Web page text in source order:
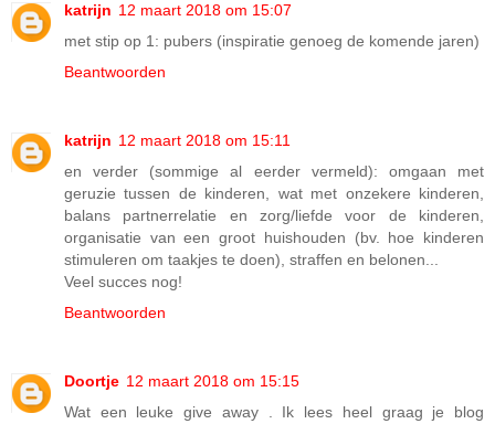
katrijn 12 maart 2018 om 15:07
met stip op 1: pubers (inspiratie genoeg de komende jaren)
Beantwoorden
katrijn 12 maart 2018 om 15:11
en verder (sommige al eerder vermeld): omgaan met
geruzie tussen de kinderen, wat met onzekere kinderen,
balans partnerrelatie en zorg/liefde voor de kinderen,
organisatie van een groot huishouden (bv. hoe kinderen
stimuleren om taakjes te doen), straffen en belonen...
Veel succes nog!
Beantwoorden
Doortje 12 maart 2018 om 15:15
Wat een leuke give away . Ik lees heel graag je blog